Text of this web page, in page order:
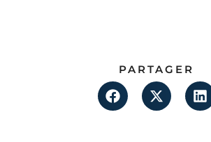
PARTAGER